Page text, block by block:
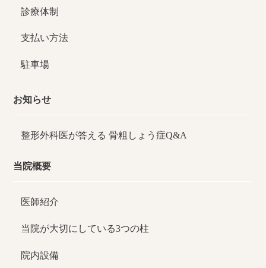
診療体制
支払い方法
駐車場
お知らせ
整形外科医が答える 骨粗しょう症Q&A
当院概要
医師紹介
当院が大切にしている3つの柱
院内設備